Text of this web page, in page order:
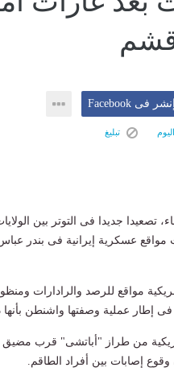
إنشر فى Facebook
تبليغ
تصعيدا جديدا فى التوتر بين
مواقع عسكرية إيرانية فى بندر
مواقع للرصد والرادارات
إطار عملية وصفتها واشنطن بأنها
من طراز "أباتشى" قرب
وقوع إصابات بين أفراد الطاقم.